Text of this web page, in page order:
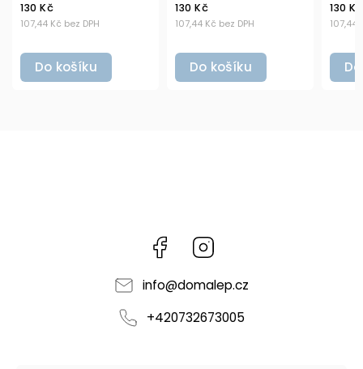
107,44 Kč bez DPH
130 Kč
Do košíku
107,44 Kč bez DPH
130 Kč
Do košíku
107,44
130 Kč
Facebook
info@domalep.cz
+420732673005